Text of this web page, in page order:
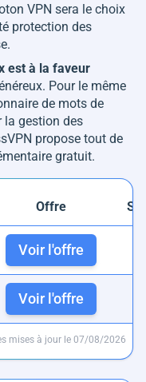
VPN sera le choix
protection des
est à la faveur
Pour le même
de mots de
la gestion des
propose tout de
gratuit.
Offre
Voir l'offre
Voir l'offre
mises à jour le 07/08/2026